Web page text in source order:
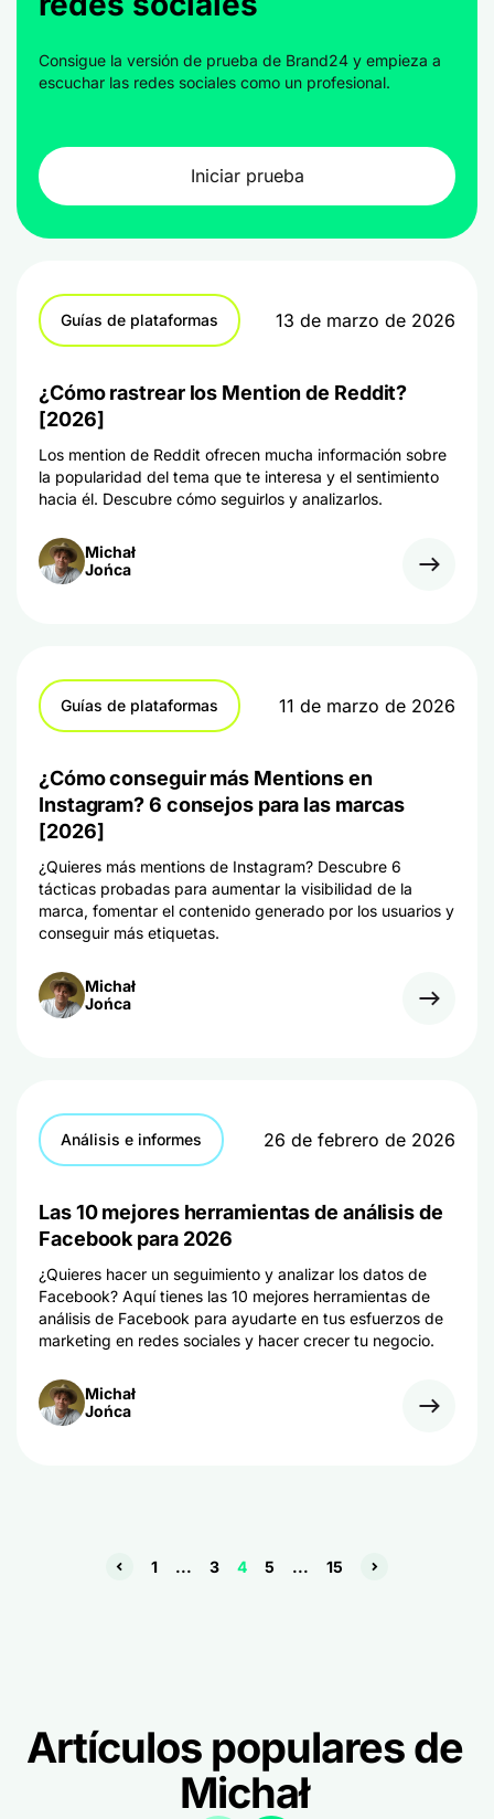
Consigue la versión de prueba de Brand24 y empieza a
escuchar las redes sociales como un profesional.
Iniciar prueba
Guías de plataformas 13 de marzo de 2026
¿Cómo rastrear los Mention de Reddit?
[2026]
Los mention de Reddit ofrecen mucha información sobre
la popularidad del tema que te interesa y el sentimiento
hacia él. Descubre cómo seguirlos y analizarlos.
Michał
Jońca
Guías de plataformas 11 de marzo de 2026
¿Cómo conseguir más Mentions en
Instagram? 6 consejos para las marcas
[2026]
¿Quieres más mentions de Instagram? Descubre 6
tácticas probadas para aumentar la visibilidad de la
marca, fomentar el contenido generado por los usuarios y
conseguir más etiquetas.
Michał
Jońca
Análisis e informes 26 de febrero de 2026
Las 10 mejores herramientas de análisis de
Facebook para 2026
¿Quieres hacer un seguimiento y analizar los datos de
Facebook? Aquí tienes las 10 mejores herramientas de
análisis de Facebook para ayudarte en tus esfuerzos de
marketing en redes sociales y hacer crecer tu negocio.
Michał
Jońca
1 ... 3 4 5 ... 15
Artículos populares de
Michał